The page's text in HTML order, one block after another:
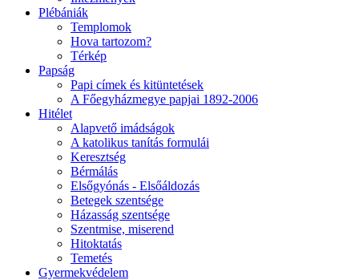
Plébániák
Templomok
Hova tartozom?
Térkép
Papság
Papi címek és kitüntetések
A Főegyházmegye papjai 1892-2006
Hitélet
Alapvető imádságok
A katolikus tanítás formulái
Keresztség
Bérmálás
Elsőgyónás - Elsőáldozás
Betegek szentsége
Házasság szentsége
Szentmise, miserend
Hitoktatás
Temetés
Gyermekvédelem